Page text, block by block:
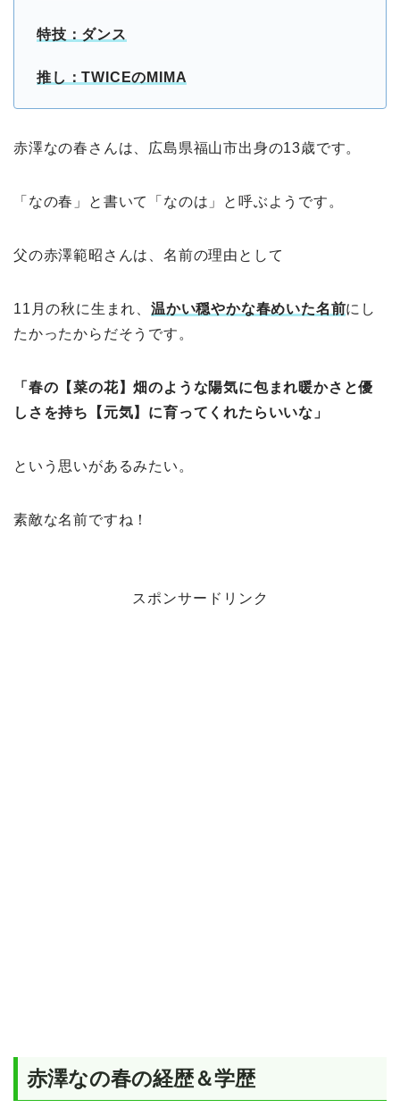
特技：ダンス
推し：TWICEのMIMA
赤澤なの春さんは、広島県福山市出身の13歳です。
「なの春」と書いて「なのは」と呼ぶようです。
父の赤澤範昭さんは、名前の理由として
11月の秋に生まれ、 温かい穏やかな春めいた名前にし
たかったからだそうです。
「春の【菜の花】畑のような陽気に包まれ暖かさと優
しさを持ち【元気】に育ってくれたらいいな」
という思いがあるみたい。
素敵な名前ですね！
スポンサードリンク
赤澤なの春の経歴＆学歴